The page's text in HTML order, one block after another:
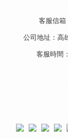
客服信
公司地址：高
客服時間